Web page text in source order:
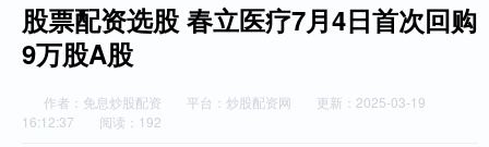
股票配资选股 春立医疗7月4日首次回购
9万股A股
作者：免息炒股配资 平台：炒股配资网
更新：2025-03-19
16:12:37
阅读：192